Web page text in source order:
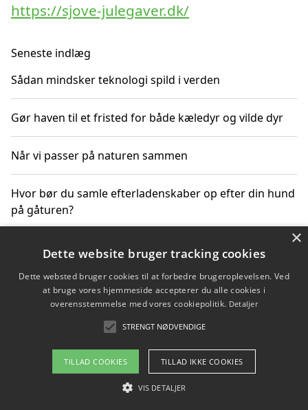
https://sjove-julegaver.dk/
Seneste indlæg
Sådan mindsker teknologi spild i verden
Gør haven til et fristed for både kæledyr og vilde dyr
Når vi passer på naturen sammen
Hvor bør du samle efterladenskaber op efter din hund
på gåturen?
Sådan rydder du effektivt op efter et stort event
Copyright 2026 - Pilanto Aps
Om / kontakt
Blog Betingelser
×
Dette website bruger tracking cookies
Dette websted bruger cookies til at forbedre brugeroplevelsen. Ved
at bruge vores hjemmeside accepterer du alle cookies i
overensstemmelse med vores cookiepolitik. Detaljer
STRENGT NØDVENDIGE
TILLAD COOKIES TILLAD IKKE COOKIES
VIS DETALJER